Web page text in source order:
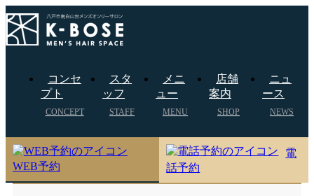
コンセ
プト
CONCEPT
スタ
ッフ
STAFF
メニ
ュー
MENU
店舗
案内
SHOP
ニュ
ース
NEWS
WEB予約
電
話予約